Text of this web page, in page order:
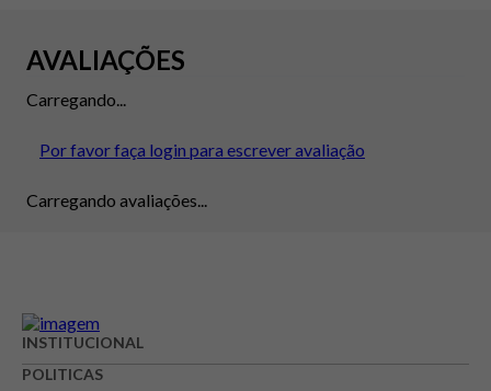
AVALIAÇÕES
Carregando...
Por favor faça login para escrever avaliação
Carregando avaliações...
INSTITUCIONAL
POLITICAS